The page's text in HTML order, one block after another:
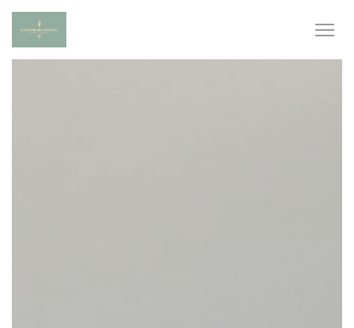
Πίνακας διαχείρισης "Μπισκότων" (Cookies)